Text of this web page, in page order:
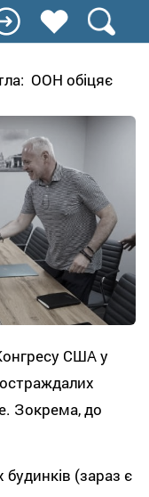
ООН обіцяє
США у
Зокрема, до
(зараз є